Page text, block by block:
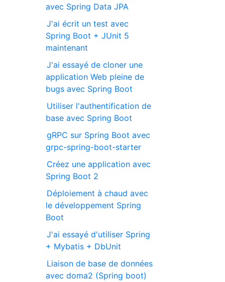
avec Spring Data JPA
J'ai écrit un test avec
Spring Boot + JUnit 5
maintenant
J'ai essayé de cloner une
application Web pleine de
bugs avec Spring Boot
Utiliser l'authentification de
base avec Spring Boot
gRPC sur Spring Boot avec
grpc-spring-boot-starter
Créez une application avec
Spring Boot 2
Déploiement à chaud avec
le développement Spring
Boot
J'ai essayé d'utiliser Spring
+ Mybatis + DbUnit
Liaison de base de données
avec doma2 (Spring boot)